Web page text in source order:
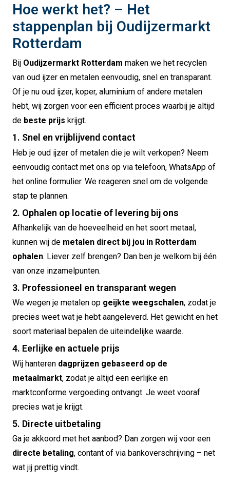
Hoe werkt het? – Het
stappenplan bij Oudijzermarkt
Rotterdam
Bij Oudijzermarkt Rotterdam maken we het recyclen
van oud ijzer en metalen eenvoudig, snel en transparant.
Of je nu oud ijzer, koper, aluminium of andere metalen
hebt, wij zorgen voor een efficiënt proces waarbij je altijd
de beste prijs krijgt.
1. Snel en vrijblijvend contact
Heb je oud ijzer of metalen die je wilt verkopen? Neem
eenvoudig contact met ons op via telefoon, WhatsApp of
het online formulier. We reageren snel om de volgende
stap te plannen.
2. Ophalen op locatie of levering bij ons
Afhankelijk van de hoeveelheid en het soort metaal,
kunnen wij de metalen direct bij jou in Rotterdam
ophalen. Liever zelf brengen? Dan ben je welkom bij één
van onze inzamelpunten.
3. Professioneel en transparant wegen
We wegen je metalen op geijkte weegschalen, zodat je
precies weet wat je hebt aangeleverd. Het gewicht en het
soort materiaal bepalen de uiteindelijke waarde.
4. Eerlijke en actuele prijs
Wij hanteren dagprijzen gebaseerd op de
metaalmarkt, zodat je altijd een eerlijke en
marktconforme vergoeding ontvangt. Je weet vooraf
precies wat je krijgt.
5. Directe uitbetaling
Ga je akkoord met het aanbod? Dan zorgen wij voor een
directe betaling, contant of via bankoverschrijving – net
wat jij prettig vindt.